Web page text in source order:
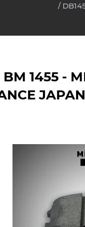
/
BM 1455 -